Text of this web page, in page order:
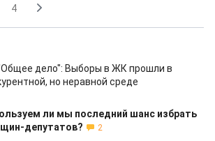
4
дело": Выборы в ЖК прошли в
но неравной среде
ли мы последний шанс избрать
депутатов?
2